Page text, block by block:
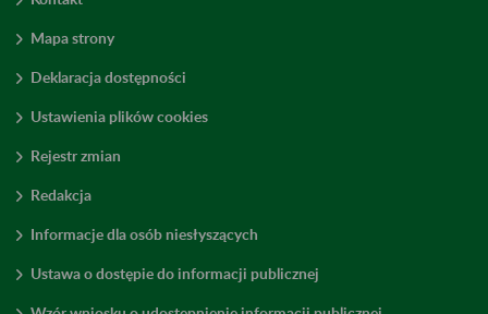
Mapa strony
Deklaracja dostępności
Ustawienia plików cookies
Rejestr zmian
Redakcja
Informacje dla osób niesłyszących
Ustawa o dostępie do informacji publicznej